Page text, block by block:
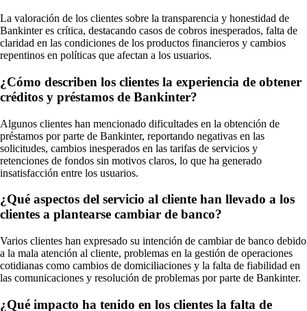
La valoración de los clientes sobre la transparencia y honestidad de
Bankinter es crítica, destacando casos de cobros inesperados, falta de
claridad en las condiciones de los productos financieros y cambios
repentinos en políticas que afectan a los usuarios.
¿Cómo describen los clientes la experiencia de obtener
créditos y préstamos de Bankinter?
Algunos clientes han mencionado dificultades en la obtención de
préstamos por parte de Bankinter, reportando negativas en las
solicitudes, cambios inesperados en las tarifas de servicios y
retenciones de fondos sin motivos claros, lo que ha generado
insatisfacción entre los usuarios.
¿Qué aspectos del servicio al cliente han llevado a los
clientes a plantearse cambiar de banco?
Varios clientes han expresado su intención de cambiar de banco debido
a la mala atención al cliente, problemas en la gestión de operaciones
cotidianas como cambios de domiciliaciones y la falta de fiabilidad en
las comunicaciones y resolución de problemas por parte de Bankinter.
¿Qué impacto ha tenido en los clientes la falta de